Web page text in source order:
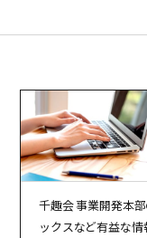
千趣会 事業開発本
ックスなど有益な情